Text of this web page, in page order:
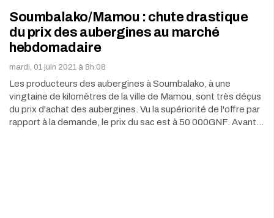
Soumbalako/Mamou : chute drastique
du prix des aubergines au marché
hebdomadaire
mardi, 01 juin 2021 à 8h:08
Les producteurs des aubergines à Soumbalako, à une
vingtaine de kilomètres de la ville de Mamou, sont très déçus
du prix d'achat des aubergines. Vu la supériorité de l'offre par
rapport à la demande, le prix du sac est à 50 000GNF. Avant…